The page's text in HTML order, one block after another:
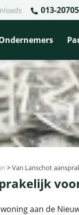
013-
>Van Lanschot
aan de